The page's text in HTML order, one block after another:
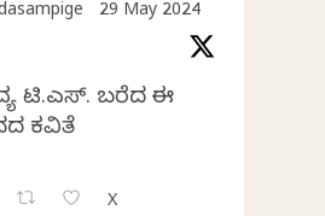
29 May 2024
ಟಿ.ಎಸ್. ಬರೆದ ಈ
ಕವಿತೆ
X